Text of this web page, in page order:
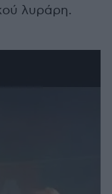
λυράρη.